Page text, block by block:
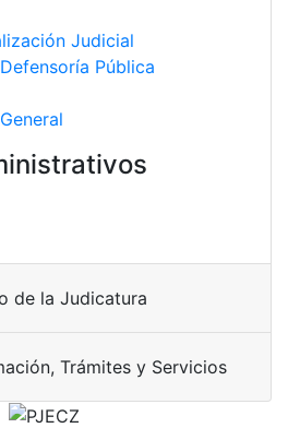
Judicial
Pública
de la Judicatura
Trámites y Servicios